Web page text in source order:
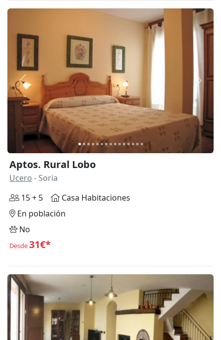
Anterior
Aptos. Rural Lobo
Ucero - Soria
15 + 5
Casa Habitaciones
En población
No
Desde31€*